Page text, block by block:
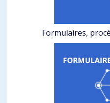
Formulaires,